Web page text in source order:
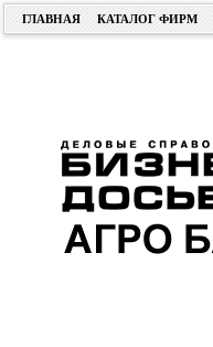
ГЛАВНАЯ КАТАЛОГ ФИРМ